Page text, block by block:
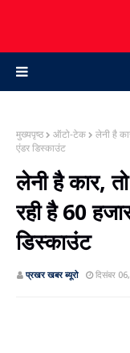
मुख्यपृष्ठ ऑटो-टेक
लेनी है
एंडर डिस्‍काउंट
लेनी है कार,
रही है 60
डिस्‍काउंट
प्रखर खबर ब्‍यूरो दिसंबर